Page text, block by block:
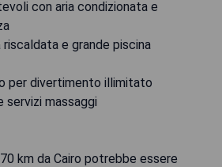
con aria condizionata e
e grande piscina
per divertimento illimitato
servizi massaggi
km da Cairo potrebbe essere